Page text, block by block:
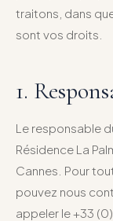
traitons, dans
sont vos droits.
1.
Le responsable
Résidence La
Cannes. Pour
pouvez nous
appeler le +33